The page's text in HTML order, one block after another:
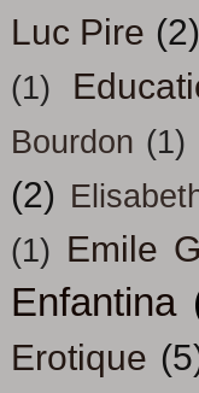
Luc Pire (2)
(1)
Bourdon (1)
(2)
(1) Emile
Enfantina
Erotique